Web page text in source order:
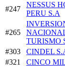
#247
NESSUS
PERU S.A
#265
TURISMO
#303 CINDEL
#321
CINCO